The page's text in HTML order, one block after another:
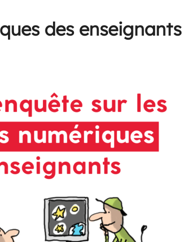
des enseignants